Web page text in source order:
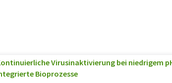
Virusinaktivierung bei niedrigem
Bioprozesse